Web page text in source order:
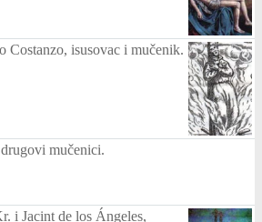
Costanzo, isusovac i mučenik.
mučenici.
i Jacint de los Ángeles,